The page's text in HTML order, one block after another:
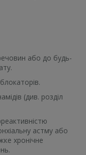
або до будь-
(див. розділ
астму або
хронічне